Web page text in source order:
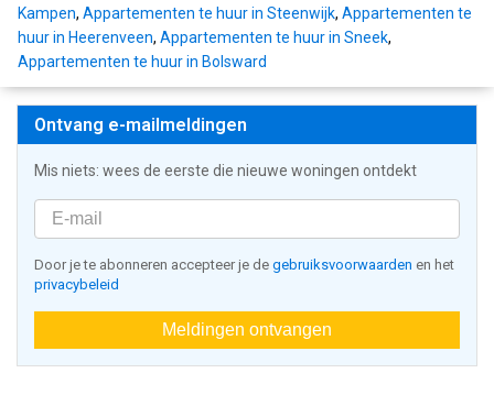
Kampen, Appartementen te huur in Steenwijk, Appartementen te
huur in Heerenveen, Appartementen te huur in Sneek,
Appartementen te huur in Bolsward
Ontvang e-mailmeldingen
Mis niets: wees de eerste die nieuwe woningen ontdekt
Door je te abonneren accepteer je de gebruiksvoorwaarden en het
privacybeleid
Meldingen ontvangen